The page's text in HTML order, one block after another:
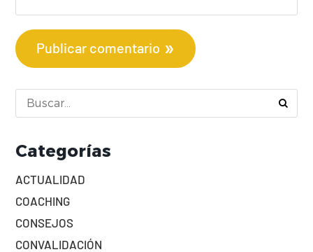
Publicar comentario
Categorías
ACTUALIDAD
COACHING
CONSEJOS
CONVALIDACIÓN